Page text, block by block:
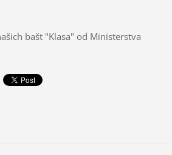
bašt "Klasa" od Ministerstva